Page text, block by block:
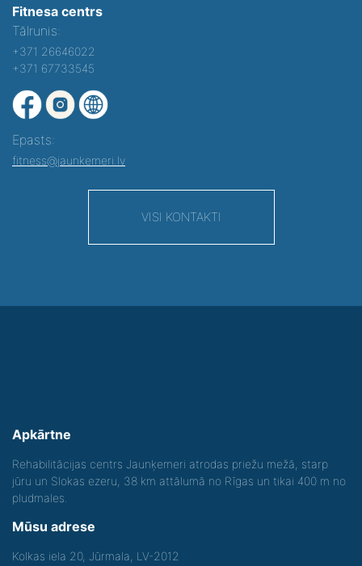
Fitnesa centrs
Tālrunis:
+371 26646022
+371 67733545
Epasts:
fitness@jaunkemeri.lv
VISI KONTAKTI
Apkārtne
Rehabilitācijas centrs Jaunķemeri atrodas priežu mežā, starp
jūru un Slokas ezeru, 38 km attālumā no Rīgas un tikai 400 m no
pludmales.
Mūsu adrese
Kolkas iela 20, Jūrmala, LV-2012